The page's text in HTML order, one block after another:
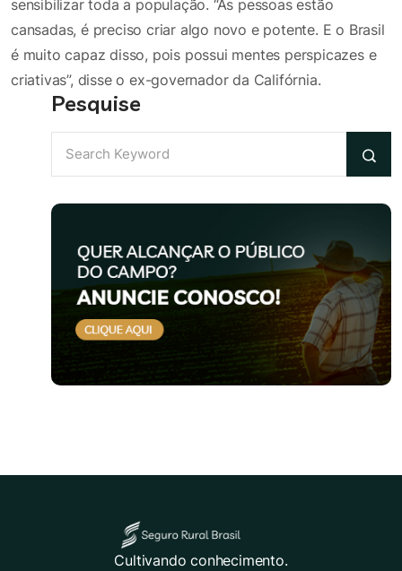
sensibilizar toda a população. “As pessoas estão
cansadas, é preciso criar algo novo e potente. E o Brasil
é muito capaz disso, pois possui mentes perspicazes e
criativas”, disse o ex-governador da Califórnia.
Pesquise
Cultivando conhecimento.